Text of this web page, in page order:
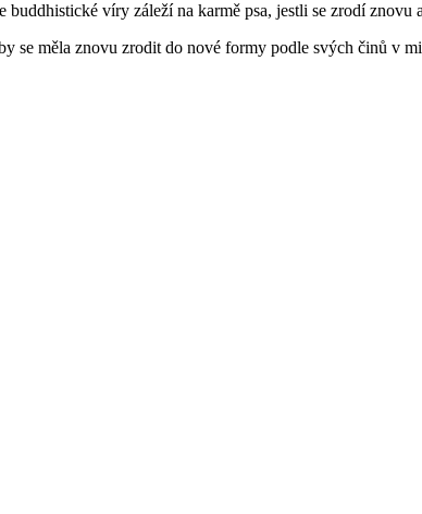
víry záleží na karmě psa, jestli se zrodí znovu
se měla znovu zrodit do nové formy podle svých činů v